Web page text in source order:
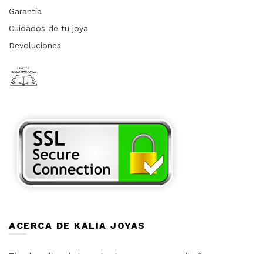
Garantía
Cuidados de tu joya
Devoluciones
ACERCA DE KALIA JOYAS